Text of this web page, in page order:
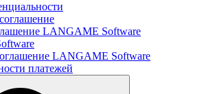
LANGAME Software
LANGAME Software
платежей